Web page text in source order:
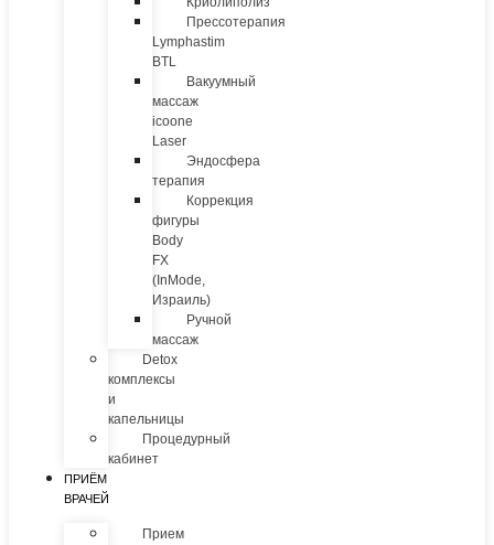
Прессотерапия
Lymphastim
BTL
Вакуумный
массаж
icoone
Laser
Эндосфера
терапия
Коррекция
фигуры
Body
FX
(InMode,
Израиль)
Ручной
массаж
Detox
комплексы
и
капельницы
Процедурный
кабинет
ПРИЁМ
ВРАЧЕЙ
Прием